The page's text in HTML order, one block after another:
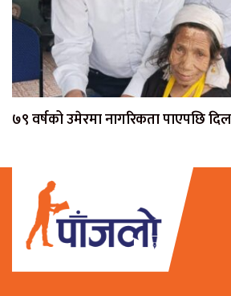
७९ वर्षको उमेरमा नागरिकता पाएपछि